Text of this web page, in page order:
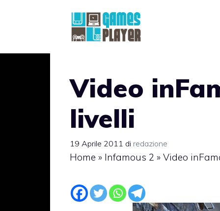
Video
livelli
19 Aprile 2011 di redazione
Home » Infamous 2 » Video